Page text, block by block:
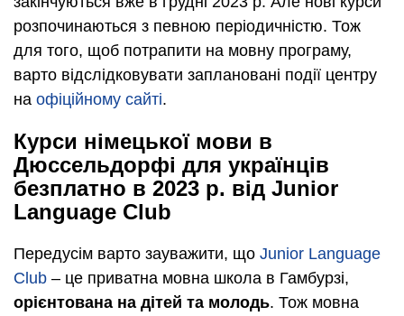
розпочинаються з певною періодичністю. Тож
для того, щоб потрапити на мовну програму,
варто відслідковувати заплановані події центру
на офіційному сайті.
Курси німецької мови в
Дюссельдорфі для українців
безплатно в 2023 р. від Junior
Language Club
Передусім варто зауважити, що Junior Language
Club – це приватна мовна школа в Гамбурзі,
орієнтована на дітей та молодь. Тож мовна